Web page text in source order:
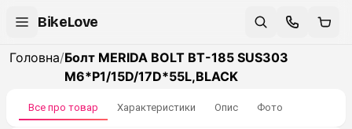
BikeLove
Головна/Болт MERIDA BOLT BT-185 SUS303
M6*P1/15D/17D*55L,BLACK
Все про товар Характеристики Опис Фото